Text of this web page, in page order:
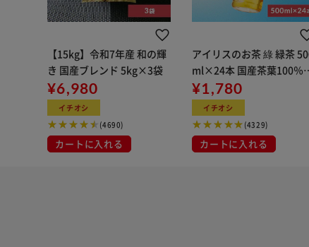
【15kg】令和7年産 和の輝
き 国産ブレンド 5kg×3袋
¥6,980
イチオシ
(4690)
カートに入れる
アイリスのお茶 綠 緑茶
ml×24本 国産茶葉100％
用
¥1,780
イチオシ
(4329)
カートに入れる